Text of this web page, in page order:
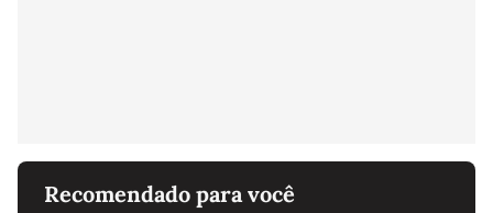
Recomendado para você